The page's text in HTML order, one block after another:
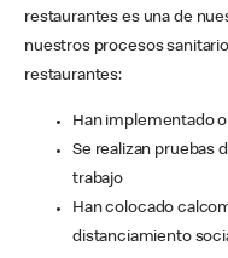
restaurantes es una de
nuestros procesos
restaurantes:
Han implementado
Se realizan pruebas
trabajo
Han colocado
distanciamiento